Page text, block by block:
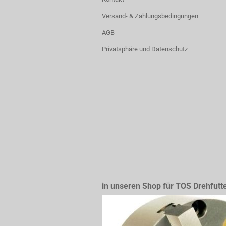
Versand- & Zahlungsbedingungen
AGB
Privatsphäre und Datenschutz
in unseren Shop für TOS